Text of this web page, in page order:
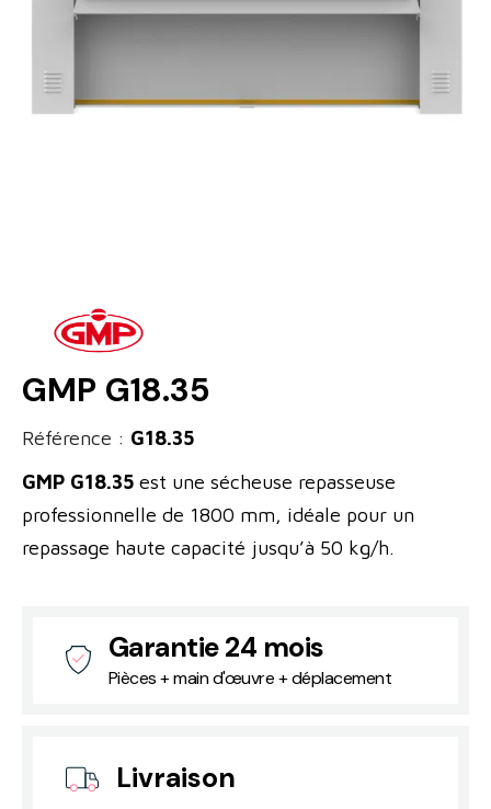
GMP G18.35
Référence : G18.35
GMP G18.35est une sécheuse repasseuse
professionnelle de 1800 mm, idéale pour un
repassage haute capacité jusqu’à 50 kg/h.
Garantie 24 mois
Pièces + main d'œuvre + déplacement
Livraison